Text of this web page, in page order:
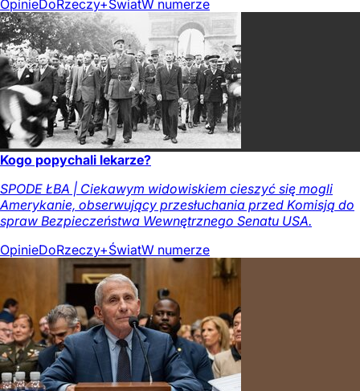
OpinieDoRzeczy+ŚwiatW numerze
Kogo popychali lekarze?
SPODE ŁBA | Ciekawym widowiskiem cieszyć się mogli
Amerykanie, obserwujący przesłuchania przed Komisją do
spraw Bezpieczeństwa Wewnętrznego Senatu USA.
OpinieDoRzeczy+ŚwiatW numerze